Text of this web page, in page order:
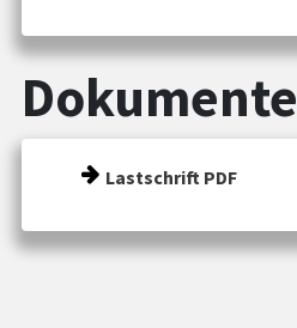
Dokumente
Lastschrift PDF